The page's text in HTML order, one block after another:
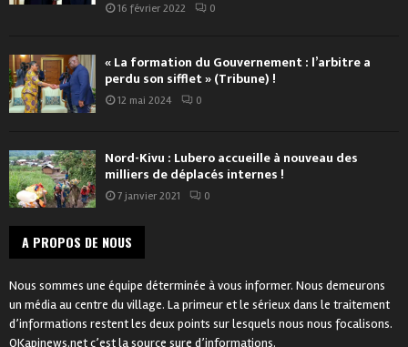
16 février 2022 0
« La formation du Gouvernement : l’arbitre a
perdu son sifflet » (Tribune) !
12 mai 2024 0
Nord-Kivu : Lubero accueille à nouveau des
milliers de déplacés internes !
7 janvier 2021 0
A PROPOS DE NOUS
Nous sommes une équipe déterminée à vous informer. Nous demeurons
un média au centre du village. La primeur et le sérieux dans le traitement
d’informations restent les deux points sur lesquels nous nous focalisons.
OKapinews.net c’est la source sure d’informations.